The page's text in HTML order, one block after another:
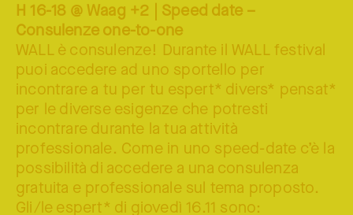
H 16-18 @ Waag +2 | Speed date –
Consulenze one-to-one
WALL è consulenze! Durante il WALL festival
puoi accedere ad uno sportello per
incontrare a tu per tu espert* divers* pensat*
per le diverse esigenze che potresti
incontrare durante la tua attività
professionale. Come in uno speed-date c’è la
possibilità di accedere a una consulenza
gratuita e professionale sul tema proposto.
Gli/le espert* di giovedì 16.11 sono: